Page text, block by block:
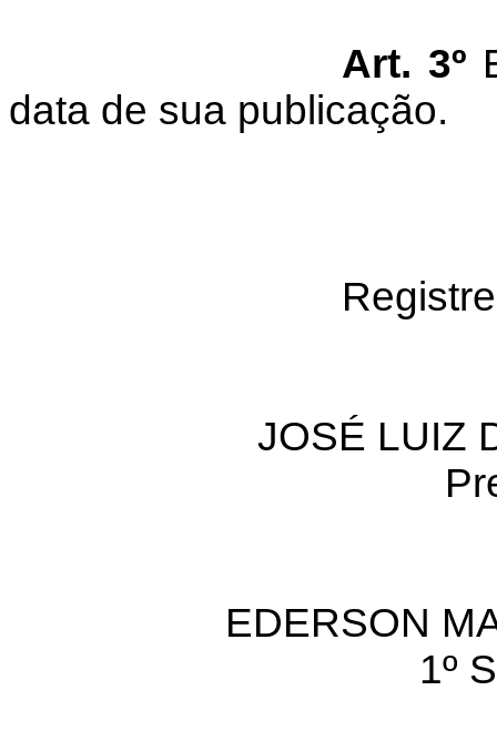
Art. 3º
data de sua publicação.
JOSÉ LUIZ
EDERSON
1º